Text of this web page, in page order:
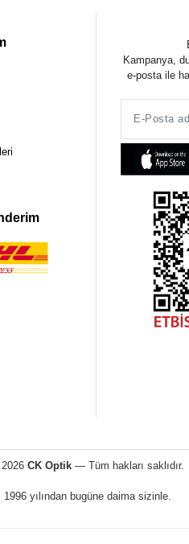
Kampanya,
e-posta ile
CK Optik — Tüm hakları saklıdır.
1996 yılından bugüne daima sizinle.